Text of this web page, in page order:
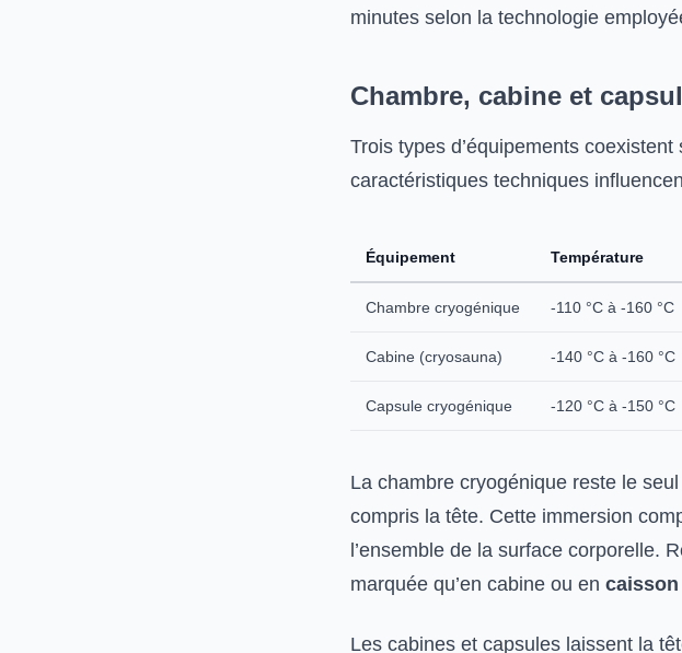
minutes selon la technologie
Chambre, cabine et
Trois types d’équipements
caractéristiques techniques
Équipement Température
Chambre cryogénique -110 °C à -160 °C
Cabine (cryosauna) -140 °C à -160 °C
Capsule cryogénique -120 °C à -150 °C
La chambre cryogénique reste le
compris la tête. Cette immersion
l’ensemble de la surface corporelle.
marquée qu’en cabine ou en
Les cabines et capsules laissent la